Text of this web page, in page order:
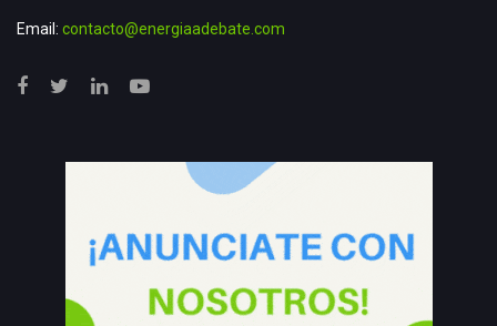
Email: contacto@energiaadebate.com